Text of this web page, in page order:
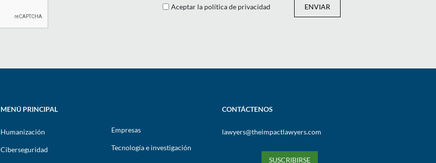
Aceptar la política de privacidad ENVIAR
MENÚ PRINCIPAL
Humanización
Ciberseguridad
Empresas
Tecnología e investigación
CONTÁCTENOS
lawyers@theimpactlawyers.com
SUSCRIBIRSE